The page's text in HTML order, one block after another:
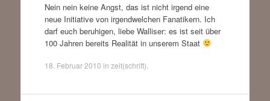
Nein nein keine Angst, das ist nicht irgend eine
neue Initiative von irgendwelchen Fanatikern. Ich
darf euch beruhigen, liebe Walliser: es ist seit über
100 Jahren bereits Realität in unserem Staat
18. Februar 2010 in zeit(schrift)